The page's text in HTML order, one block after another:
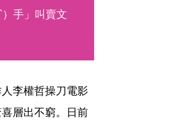
手」叫賣文
李權哲操刀電影
層出不窮。日前